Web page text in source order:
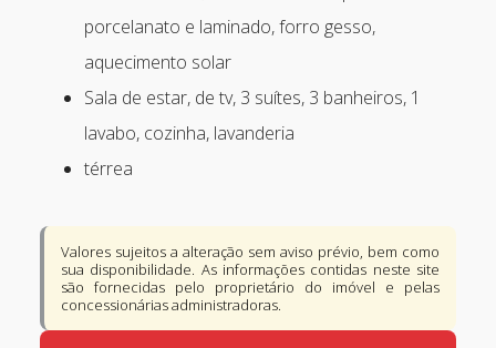
porcelanato e laminado, forro gesso,
aquecimento solar
Sala de estar, de tv, 3 suítes, 3 banheiros, 1
lavabo, cozinha, lavanderia
térrea
Valores sujeitos a alteração sem aviso prévio, bem como
sua disponibilidade. As informações contidas neste site
são fornecidas pelo proprietário do imóvel e pelas
concessionárias administradoras.